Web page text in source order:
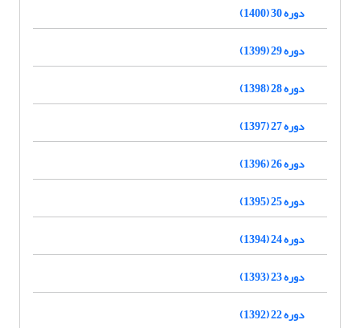
دوره 30 (1400)
دوره 29 (1399)
دوره 28 (1398)
دوره 27 (1397)
دوره 26 (1396)
دوره 25 (1395)
دوره 24 (1394)
دوره 23 (1393)
دوره 22 (1392)